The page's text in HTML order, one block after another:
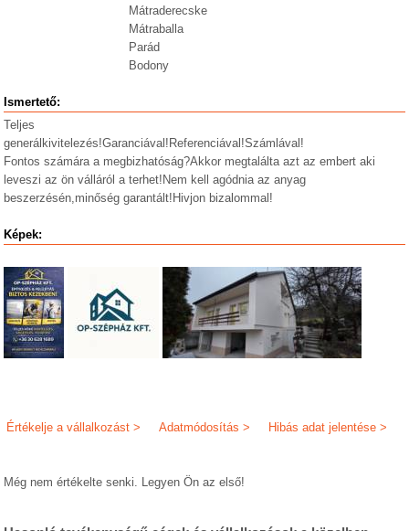
Mátraderecske
Mátraballa
Parád
Bodony
Ismertető:
Teljes
generálkivitelezés!Garanciával!Referenciával!Számlával!
Fontos számára a megbizhatóság?Akkor megtalálta azt az embert aki
leveszi az ön válláról a terhet!Nem kell agódnia az anyag
beszerzésén,minőség garantált!Hivjon bizalommal!
Képek:
Hibás adat jelentése >
Adatmódosítás >
Értékelje a vállalkozást >
Még nem értékelte senki. Legyen Ön az első!